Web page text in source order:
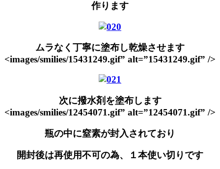
作ります
ムラなく丁寧に塗布し乾燥させます
<images/smilies/15431249.gif” alt=”15431249.gif” />
次に撥水剤を塗布します
<images/smilies/12454071.gif” alt=”12454071.gif” />
瓶の中に窒素が封入されており
開封後は再使用不可の為、１本使い切りです